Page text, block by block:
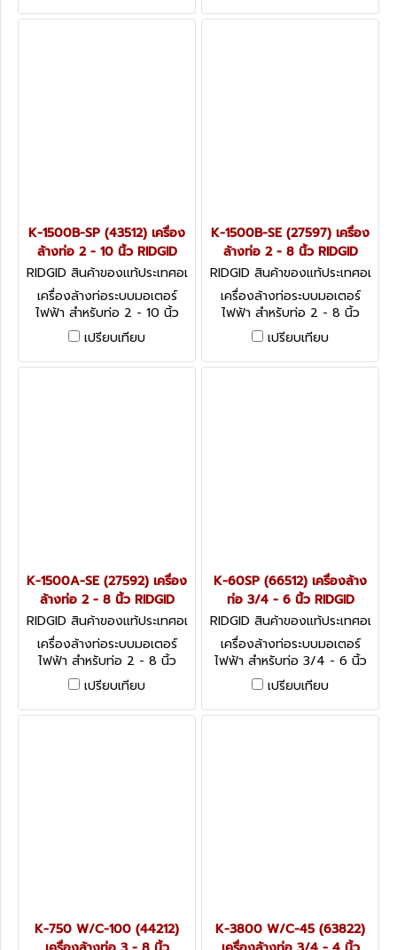
K-1500B-SP (43512) เครื่อง
ล้างท่อ 2 - 10 นิ้ว RIDGID
RIDGID สินค้าของแท้ประเทศอเ
มริกา K-1500B-SP (43512)
เครื่องล้างท่อระบบมอเตอร์
ไฟฟ้า สำหรับท่อ 2 - 10 นิ้ว
เปรียบเทียบ
K-1500B-SE (27597) เครื่อง
ล้างท่อ 2 - 8 นิ้ว RIDGID
RIDGID สินค้าของแท้ประเทศอเ
มริกา K-1500B-SE (27597)
เครื่องล้างท่อระบบมอเตอร์
ไฟฟ้า สำหรับท่อ 2 - 8 นิ้ว
เปรียบเทียบ
K-1500A-SE (27592) เครื่อง
ล้างท่อ 2 - 8 นิ้ว RIDGID
RIDGID สินค้าของแท้ประเทศอเ
มริกา K-1500A-SE (27592)
เครื่องล้างท่อระบบมอเตอร์
ไฟฟ้า สำหรับท่อ 2 - 8 นิ้ว
เปรียบเทียบ
K-60SP (66512) เครื่องล้าง
ท่อ 3/4 - 6 นิ้ว RIDGID
RIDGID สินค้าของแท้ประเทศอเ
มริกา K-60SP (66512)
เครื่องล้างท่อระบบมอเตอร์
ไฟฟ้า สำหรับท่อ 3/4 - 6 นิ้ว
รุ่น K-60SP (66512)
เปรียบเทียบ
K-750 W/C-100 (44212)
K-3800 W/C-45 (63822)